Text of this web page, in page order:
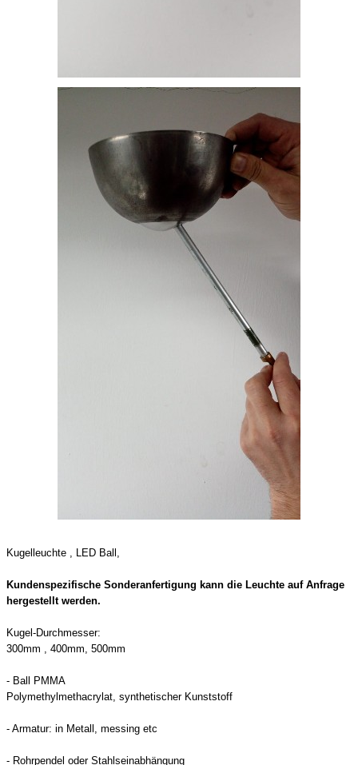
Kugelleuchte , LED Ball,
Kundenspezifische Sonderanfertigung kann die Leuchte auf Anfrage
hergestellt werden.
Kugel-Durchmesser:
300mm , 400mm, 500mm
- Ball PMMA
Polymethylmethacrylat, synthetischer Kunststoff
- Armatur: in Metall, messing etc
- Rohrpendel oder Stahlseinabhängung